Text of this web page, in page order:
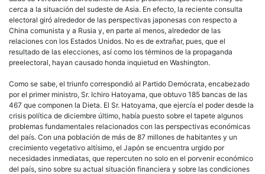
cerca a la situación del sudeste de Asia. En efecto, la reciente consulta
electoral giró alrededor de las perspectivas japonesas con respecto a
China comunista y a Rusia y, en parte al menos, alrededor de las
relaciones con los Estados Unidos. No es de extrañar, pues, que el
resultado de las elecciones, así como los términos de la propaganda
preelectoral, hayan causado honda inquietud en Washington.
Como se sabe, el triunfo correspondió al Partido Demócrata, encabezado
por el primer ministro, Sr. Ichiro Hatoyama, que obtuvo 185 bancas de las
467 que componen la Dieta. El Sr. Hatoyama, que ejercía el poder desde la
crisis política de diciembre último, había puesto sobre el tapete algunos
problemas fundamentales relacionados con las perspectivas económicas
del país. Con una población de más de 87 millones de habitantes y un
crecimiento vegetativo altísimo, el Japón se encuentra urgido por
necesidades inmediatas, que repercuten no solo en el porvenir económico
del país, sino sobre su actual situación financiera y sobre las condiciones